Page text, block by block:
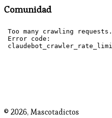
Comunidad
© 2026, Mascotadictos